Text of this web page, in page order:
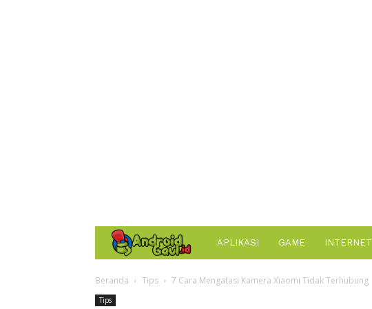
AndroidGaul.id
APLIKASI GAME INTERNET
Beranda Tips 7 Cara Mengatasi Kamera Xiaomi Tidak Terhubung
Tips